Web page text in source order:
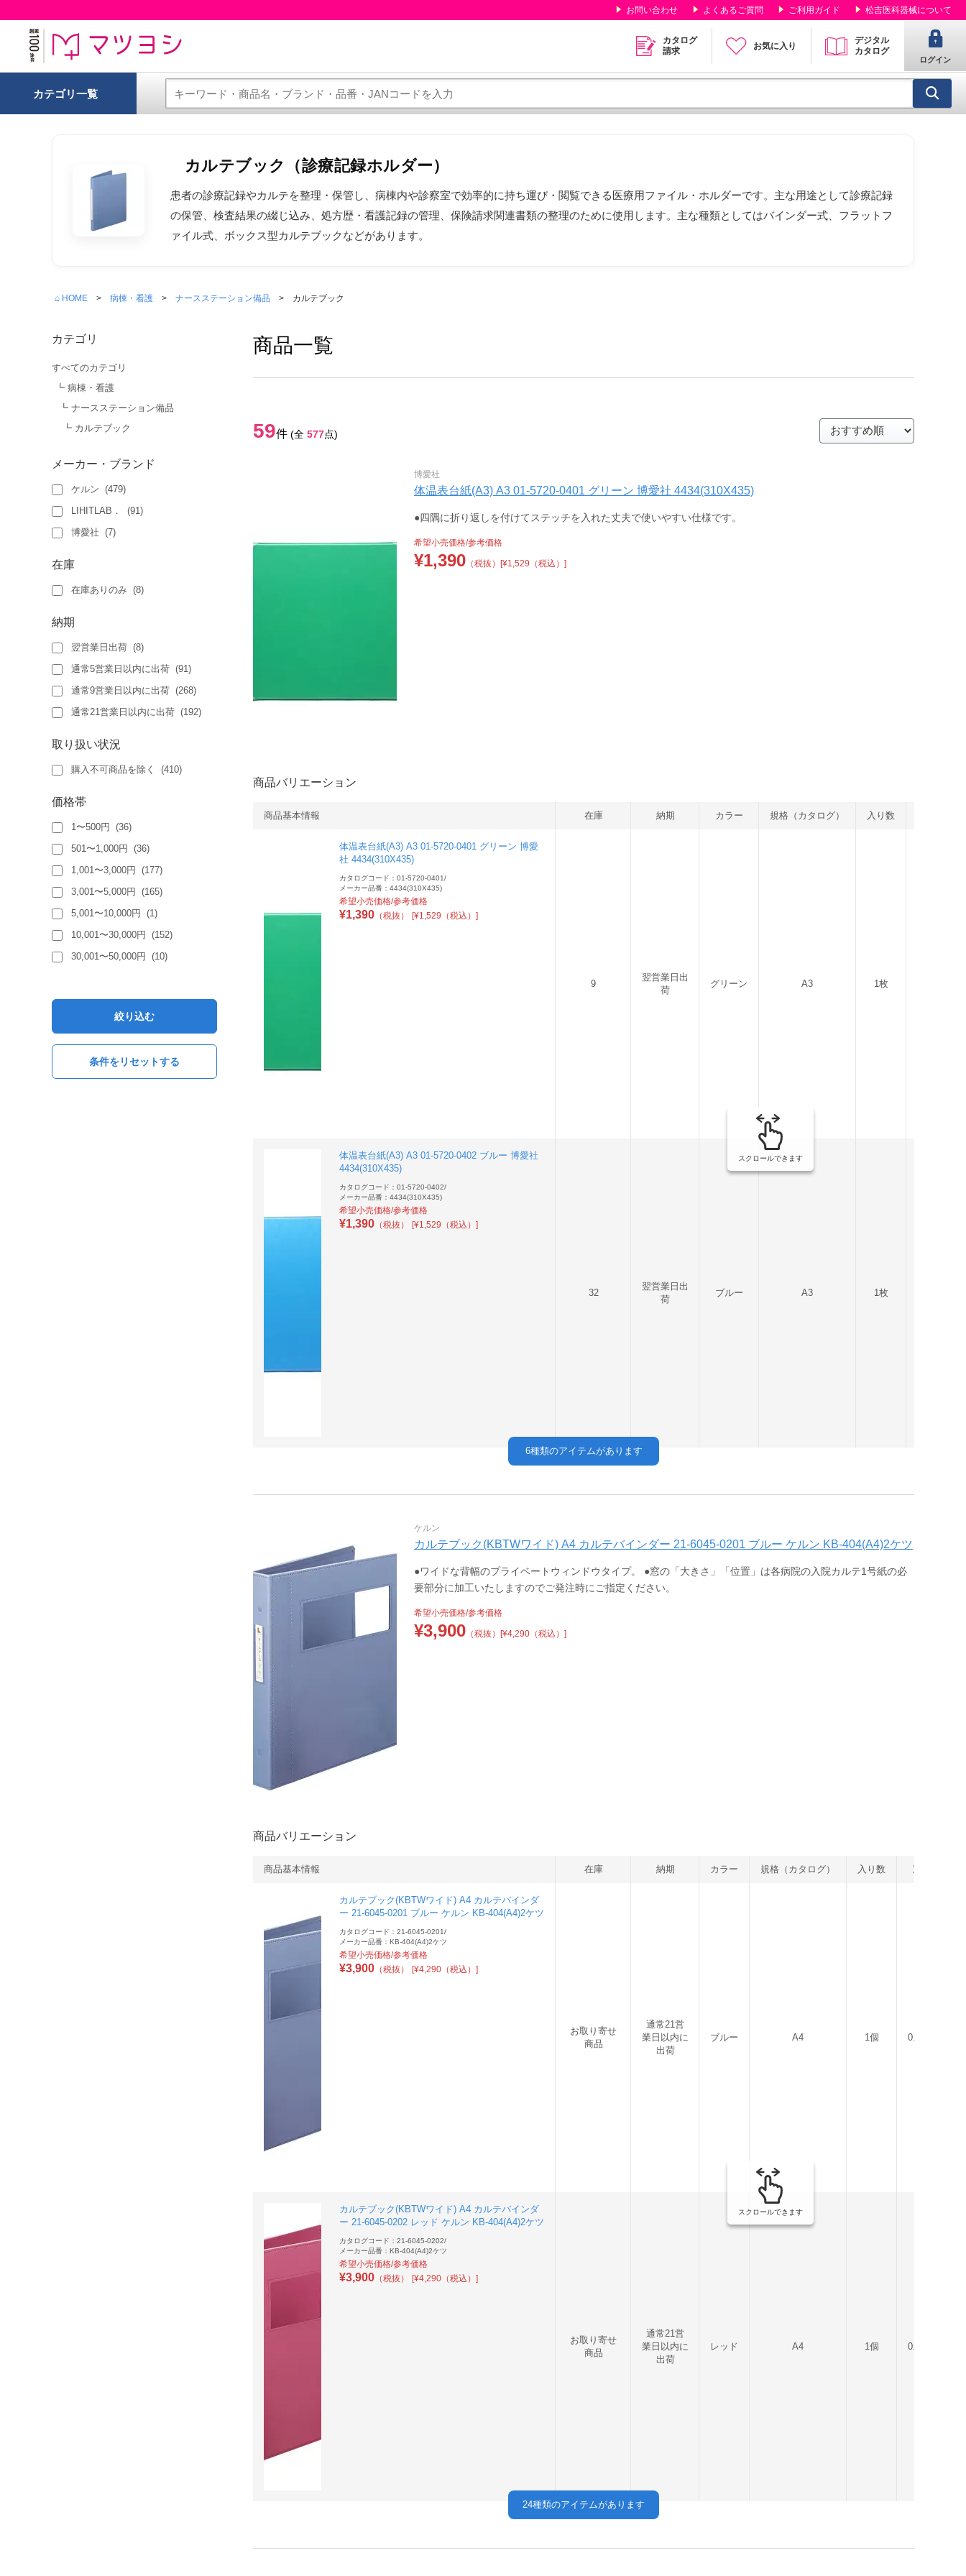
お問い合わせ よくあるご質問 ご利用ガイド 松吉医科器械について
カタログ
請求
お気に入り
デジタル
カタログ
ログイン
カテゴリ一覧
カルテブック（診療記録ホルダー）
患者の診療記録やカルテを整理・保管し、病棟内や診察室で効率的に持ち運び・閲覧できる医療用ファイル・ホルダーです。主な用途として診療記録
の保管、検査結果の綴じ込み、処方歴・看護記録の管理、保険請求関連書類の整理のために使用します。主な種類としてはバインダー式、フラットフ
ァイル式、ボックス型カルテブックなどがあります。
⌂ HOME 病棟・看護 ナースステーション備品 カルテブック
商品一覧
59件 (全 577点)
博愛社
体温表台紙(A3) A3 01-5720-0401 グリーン 博愛社 4434(310X435)
●四隅に折り返しを付けてステッチを入れた丈夫で使いやすい仕様です。
希望小売価格/参考価格
¥1,390 （税抜） [¥1,529（税込）]
商品バリエーション
商品基本情報 在庫 納期 カラー 規格（カタログ） 入り数
体温表台紙(A3) A3 01-5720-0401 グリーン 博愛
社 4434(310X435)
カタログコード：01-5720-0401/
メーカー品番：4434(310X435)
希望小売価格/参考価格
¥1,390 （税抜） [¥1,529（税込）]
9
翌営業日出
荷
グリーン A3 1枚
体温表台紙(A3) A3 01-5720-0402 ブルー 博愛社
4434(310X435)
カタログコード：01-5720-0402/
メーカー品番：4434(310X435)
希望小売価格/参考価格
¥1,390 （税抜） [¥1,529（税込）]
32
翌営業日出
荷
ブルー A3 1枚
スクロールできます
6種類のアイテムがあります
ケルン
カルテブック(KBTWワイド) A4 カルテバインダー 21-6045-0201 ブルー ケルン KB-404(A4)2ケツ
●ワイドな背幅のプライベートウィンドウタイプ。 ●窓の「大きさ」「位置」は各病院の入院カルテ1号紙の必
要部分に加工いたしますのでご発注時にご指定ください。
希望小売価格/参考価格
¥3,900 （税抜） [¥4,290（税込）]
商品バリエーション
商品基本情報 在庫 納期 カラー 規格（カタログ） 入り数 重量
カルテブック(KBTWワイド) A4 カルテバインダ
ー 21-6045-0201 ブルー ケルン KB-404(A4)2ケツ
カタログコード：21-6045-0201/
メーカー品番：KB-404(A4)2ケツ
希望小売価格/参考価格
¥3,900 （税抜） [¥4,290（税込）]
お取り寄せ
商品
通常21営
業日以内に
出荷
ブルー A4 1個 0.45kg
カルテブック(KBTWワイド) A4 カルテバインダ
ー 21-6045-0202 レッド ケルン KB-404(A4)2ケツ
カタログコード：21-6045-0202/
メーカー品番：KB-404(A4)2ケツ
希望小売価格/参考価格
¥3,900 （税抜） [¥4,290（税込）]
お取り寄せ
商品
通常21営
業日以内に
出荷
レッド A4 1個 0.45kg
スクロールできます
24種類のアイテムがあります
カテゴリ
すべてのカテゴリ
┗ 病棟・看護
┗ ナースステーション備品
┗ カルテブック
メーカー・ブランド
ケルン (479)
LIHITLAB．
(91)
博愛社 (7)
在庫
在庫ありのみ (8)
納期
翌営業日出荷 (8)
通常5営業日以内に出荷 (91)
通常9営業日以内に出荷 (268)
通常21営業日以内に出荷 (192)
取り扱い状況
購入不可商品を除く (410)
価格帯
1〜500円 (36)
501〜1,000円
(36)
1,001〜3,000円
(177)
3,001〜5,000円
(165)
5,001〜10,000円
(1)
10,001〜30,000円
(152)
30,001〜50,000円
(10)
絞り込む
条件をリセットする